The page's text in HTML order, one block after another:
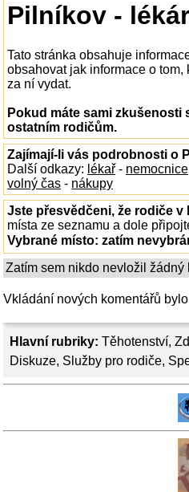
Hlavní rubriky: Těhotenství,
Diskuze, Služby pro rodiče,
Pilníkov -
Tato stránka obsahuje
obsahovat jak informace o
za ní vydat.
Pokud máte sami zkušenosti
ostatním rodičům.
Zajímají-li vás podrobnosti o
Další odkazy: lékař - nemocnice
volný čas - nákupy
Jste přesvědčeni, že rodiče
místa ze seznamu a dole
Vybrané místo: zatím
Zatím sem nikdo nevložil žádný
Vkládání nových komentářů